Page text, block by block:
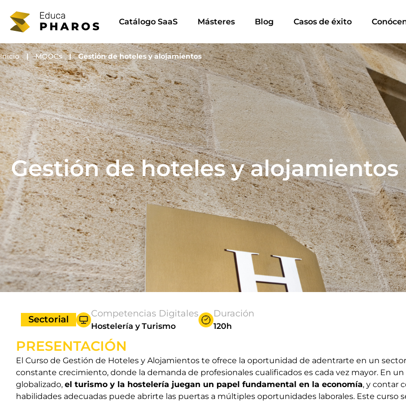
contenido
Catálogo SaaS Másteres Blog Casos de éxito
Inicio | MOOCs | Gestión de hoteles y alojamientos
Gestión de hoteles y alojamientos
Sectorial
Competencias Digitales
Hostelería y Turismo
Duración
120h
PRESENTACIÓN
El Curso de Gestión de Hoteles y Alojamientos te ofrece la oportunidad de adentrarte en un
constante crecimiento, donde la demanda de profesionales cualificados es cada vez mayor. En
globalizado, el turismo y la hostelería juegan un papel fundamental en la economía, y contar
habilidades adecuadas puede abrirte las puertas a múltiples oportunidades laborales. Este curso